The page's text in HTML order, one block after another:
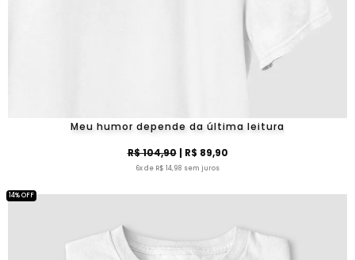
Meu humor depende da última leitura
R$ 104,90| R$ 89,90
6x de R$ 14,98 sem juros
14% OFF